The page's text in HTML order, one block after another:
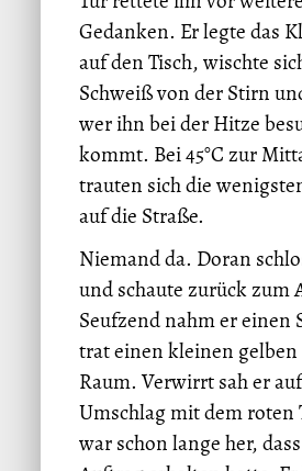
Gedanken. Er legte das
auf den Tisch, wischte
Schweiß von der Stirn
wer ihn bei der Hitze
kommt. Bei 45°C zur
trauten sich die
auf die Straße.
Niemand da. Doran
und schaute zurück zum
Seufzend nahm er einen
trat einen kleinen
Raum. Verwirrt sah er
Umschlag mit dem roten
war schon lange her,